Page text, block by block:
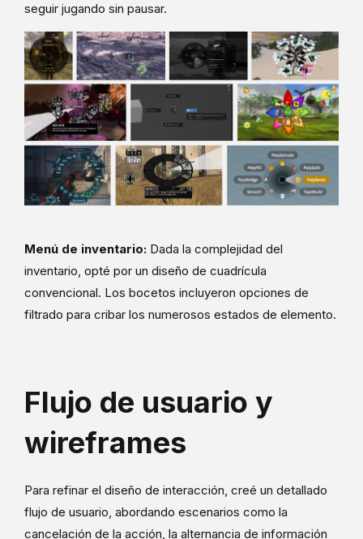
seguir jugando sin pausar.
Menú de inventario: Dada la complejidad del
inventario, opté por un diseño de cuadrícula
convencional. Los bocetos incluyeron opciones de
filtrado para cribar los numerosos estados de elemento.
Flujo de usuario y
wireframes
Para refinar el diseño de interacción, creé un detallado
flujo de usuario, abordando escenarios como la
cancelación de la acción, la alternancia de información